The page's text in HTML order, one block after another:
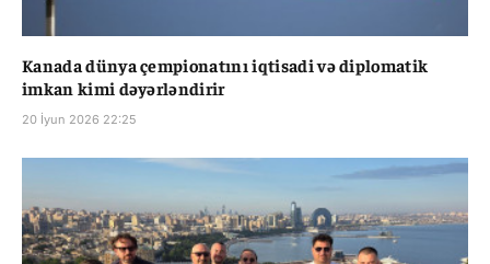
Kanada dünya çempionatını iqtisadi və diplomatik
imkan kimi dəyərləndirir
20 İyun 2026 22:25